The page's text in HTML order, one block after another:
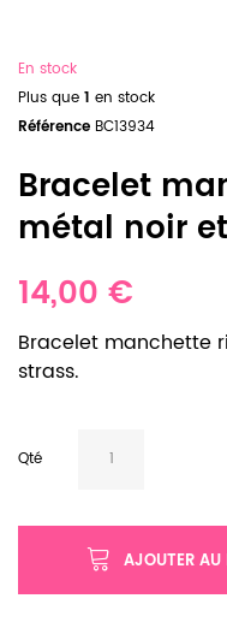
En stock
Plus que 1 en stock
Référence BC13934
Bracelet
métal noir
14,00 €
Bracelet manchette
strass.
Qté
AJOUTER AU